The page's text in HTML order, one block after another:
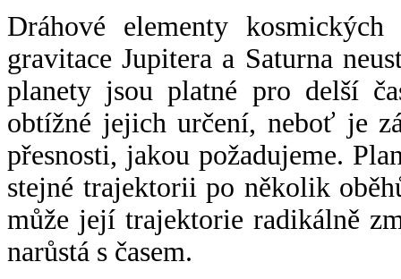
Dráhové elementy
gravitace Jupitera a Saturna
planety jsou platné pro delší
obtížné jejich určení, neboť je
přesnosti, jakou požadujeme.
stejné trajektorii po několik
může její trajektorie radikálně
narůstá s časem.